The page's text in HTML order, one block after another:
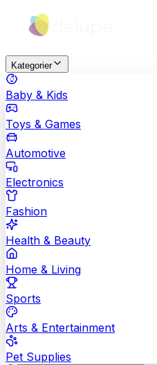
Kategorier
Baby & Kids
Toys & Games
Automotive
Electronics
Fashion
Health & Beauty
Home & Living
Sports
Arts & Entertainment
Pet Supplies